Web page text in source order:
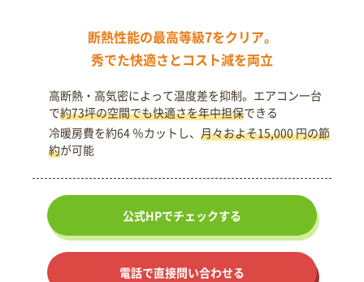
断熱性能の最高等級7をクリア。
秀でた快適さとコスト減を両立
高断熱・高気密によって温度差を抑制。エアコン一台
で約73坪の空間でも快適さを年中担保できる
冷暖房費を約64 ％カットし、 月々およそ15,000 円の節
約が可能
公式HPでチェックする
電話で直接問い合わせる